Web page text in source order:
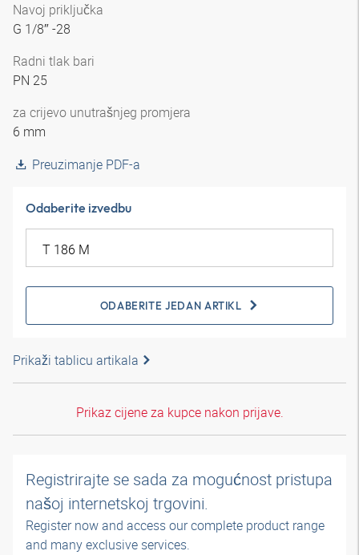
Navoj priključka
G 1/8″ -28
Radni tlak bari
PN 25
za crijevo unutrašnjeg promjera
6 mm
Preuzimanje PDF-a
Odaberite izvedbu
ODABERITE JEDAN ARTIKL
Prikaži tablicu artikala
Prikaz cijene za kupce nakon prijave.
Registrirajte se sada za mogućnost pristupa
našoj internetskoj trgovini.
Register now and access our complete product range
and many exclusive services.